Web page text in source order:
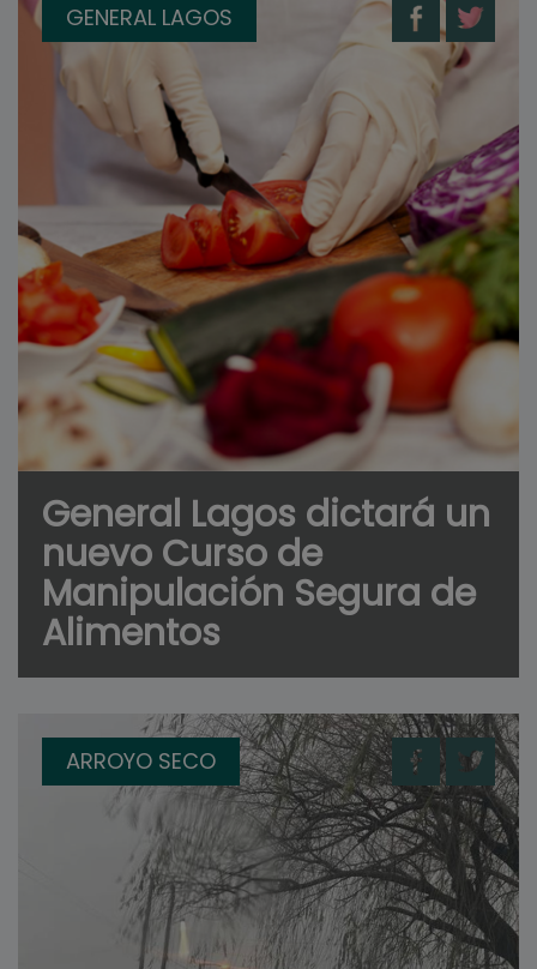
GENERAL LAGOS
General Lagos dictará un
nuevo Curso de
Manipulación Segura de
Alimentos
ARROYO SECO